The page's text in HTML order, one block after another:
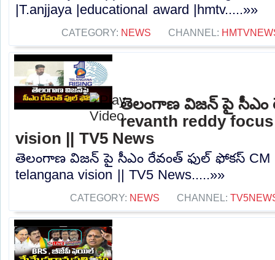
|T.anjjaya |educational award |hmtv.....»»
CATEGORY: NEWS CHANNEL:
తెలంగాణ విజన్ పై సీఎం
revanth reddy
vision || TV5 News
తెలంగాణ విజన్ పై సీఎం రేవంత్ ఫుల్ ఫోకస్ CM
telangana vision || TV5 News.....»»
CATEGORY: NEWS CHANNEL: